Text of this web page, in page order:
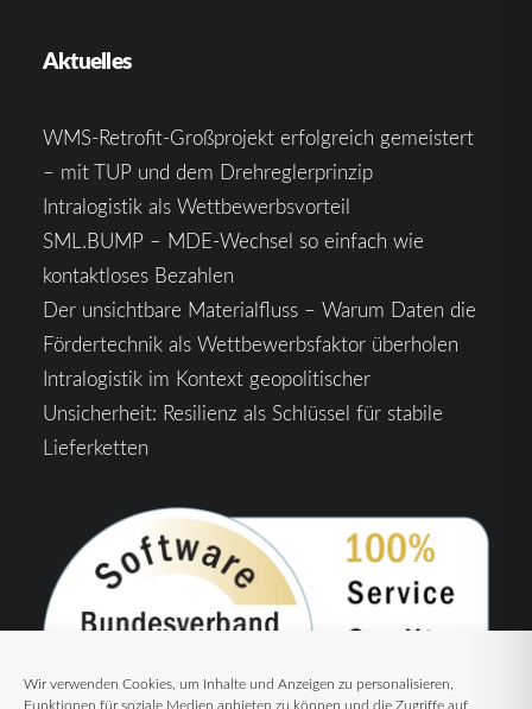
Wir verwenden Cookies, um Inhalte und Anzeigen zu personalisieren,
Funktionen für soziale Medien anbieten zu können und die Zugriffe auf
Aktuelles
WMS-Retrofit-Großprojekt erfolgreich gemeistert
– mit TUP und dem Drehreglerprinzip
Intralogistik als Wettbewerbsvorteil
SML.BUMP – MDE-Wechsel so einfach wie
kontaktloses Bezahlen
Der unsichtbare Materialfluss – Warum Daten die
Fördertechnik als Wettbewerbsfaktor überholen
Intralogistik im Kontext geopolitischer
Unsicherheit: Resilienz als Schlüssel für stabile
Lieferketten